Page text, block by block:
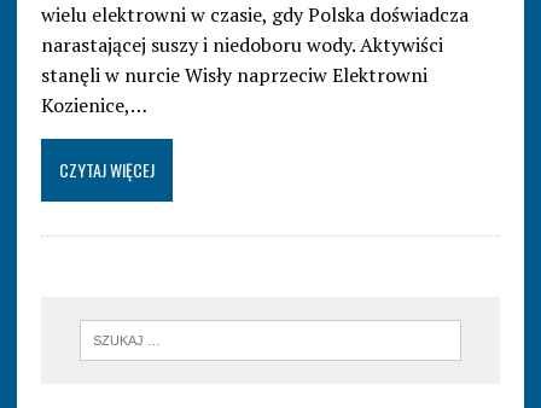
wielu elektrowni w czasie, gdy Polska doświadcza
narastającej suszy i niedoboru wody. Aktywiści
stanęli w nurcie Wisły naprzeciw Elektrowni
Kozienice,…
CZYTAJ WIĘCEJ